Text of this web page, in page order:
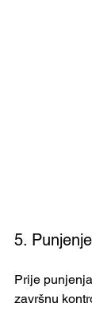
5.
Prije
završnu